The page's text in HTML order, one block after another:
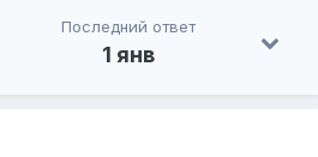
Последний ответ
1 янв